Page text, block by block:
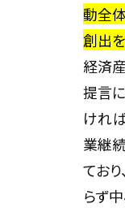
動全
創出
経済
提言
けれ
業継
てお
らず